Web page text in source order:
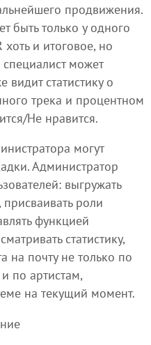
продвижения.
быть только у одного
и итоговое, но
может
видит статистику о
трека и процентном
Не нравится.
могут
Администратор
выгружать
роли
функцией
статистику,
на почту не только по
по артистам,
на текущий момент.